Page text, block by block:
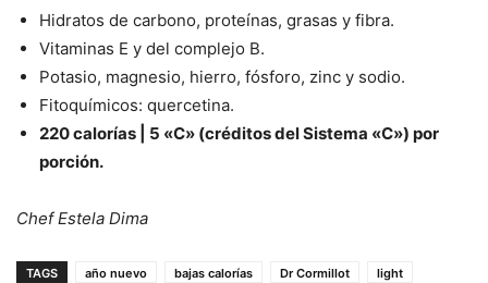
Hidratos de carbono, proteínas, grasas y fibra.
Vitaminas E y del complejo B.
Potasio, magnesio, hierro, fósforo, zinc y sodio.
Fitoquímicos: quercetina.
220 calorías | 5 «C» (créditos del Sistema «C») por
porción.
Chef Estela Dima
TAGS año nuevo bajas calorías Dr Cormillot
light